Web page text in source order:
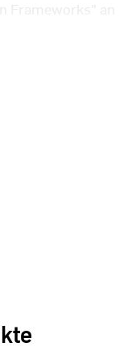
Hochschule